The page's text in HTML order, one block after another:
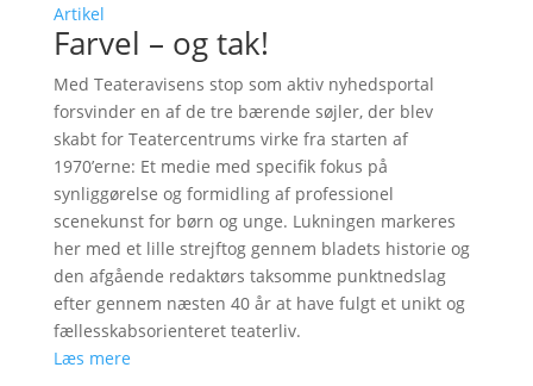
Artikel
Farvel – og tak!
Med Teateravisens stop som aktiv nyhedsportal
forsvinder en af de tre bærende søjler, der blev
skabt for Teatercentrums virke fra starten af
1970’erne: Et medie med specifik fokus på
synliggørelse og formidling af professionel
scenekunst for børn og unge. Lukningen markeres
her med et lille strejftog gennem bladets historie og
den afgående redaktørs taksomme punktnedslag
efter gennem næsten 40 år at have fulgt et unikt og
fællesskabsorienteret teaterliv.
Læs mere